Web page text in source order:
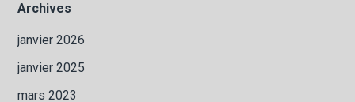
Archives
janvier 2026
janvier 2025
mars 2023